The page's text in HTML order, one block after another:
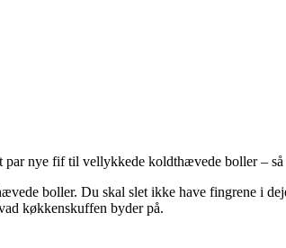
nye fif til vellykkede koldthævede boller – så
boller. Du skal slet ikke have fingrene i
køkkenskuffen byder på.